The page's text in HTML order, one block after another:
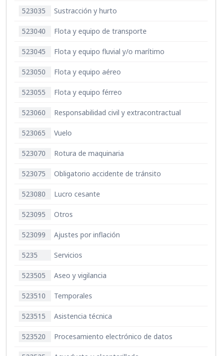
523035 Sustracción y hurto
523040 Flota y equipo de transporte
523045 Flota y equipo fluvial y/o marítimo
523050 Flota y equipo aéreo
523055 Flota y equipo férreo
523060 Responsabilidad civil y extracontractual
523065 Vuelo
523070 Rotura de maquinaria
523075 Obligatorio accidente de tránsito
523080 Lucro cesante
523095 Otros
523099 Ajustes por inflación
5235 Servicios
523505 Aseo y vigilancia
523510 Temporales
523515 Asistencia técnica
523520 Procesamiento electrónico de datos